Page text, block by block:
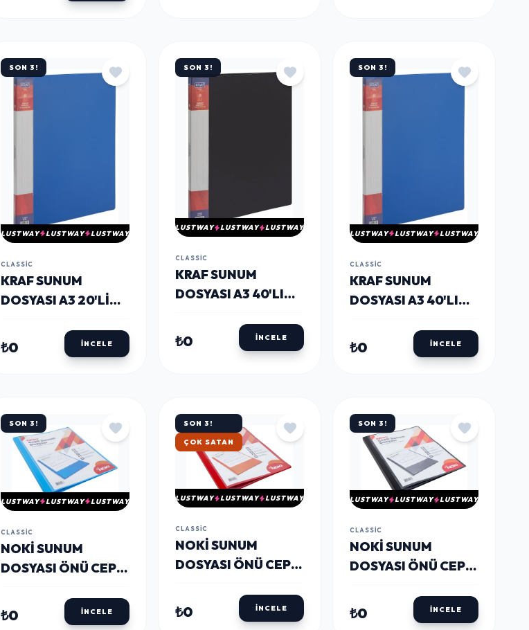
SON 3!
LUSTWAY LUSTWAY LUSTWAY
CLASSIC
KRAF SUNUM
DOSYASI A3 20'LI
₺0 İNCELE
SON 3!
LUSTWAY LUSTWAY LUSTWAY
CLASSIC
KRAF SUNUM
DOSYASI A3 40'LI
₺0 İNCELE
SON 3!
LUSTWAY LUSTWAY LUSTWAY
CLASSIC
KRAF SUNUM
DOSYASI A3 40'LI
₺0 İNCELE
SON 3!
LUSTWAY LUSTWAY LUSTWAY
CLASSIC
NOKI SUNUM
DOSYASI ÖNÜ CEPLI
₺0 İNCELE
SON 3!
ÇOK SATAN
LUSTWAY LUSTWAY LUSTWAY
CLASSIC
NOKI SUNUM
DOSYASI ÖNÜ CEPLI
₺0 İNCELE
SON 3!
LUSTWAY LUSTWAY LUSTWAY
CLASSIC
NOKI SUNUM
DOSYASI ÖNÜ CEPLI
₺0 İNCELE